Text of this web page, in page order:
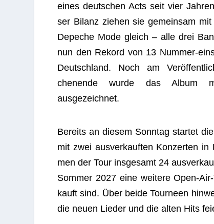
eines deut­schen Acts seit vier
ser Bilanz zie­hen sie gemein­sam
Depe­che Mode gleich – alle drei
nun den Rekord von 13 Num­mer-
Deutsch­land. Noch am
chen­ende wurde das Album
ausgezeichnet.
Bereits an die­sem Sonn­tag star­tet
mit zwei aus­ver­kauf­ten Kon­zer­ten
men der Tour ins­ge­samt 24
Som­mer 2027 eine wei­tere Open-
kauft sind. Über beide Tour­neen
die neuen Lie­der und die alten Hits